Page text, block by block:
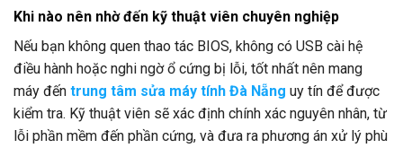
Khi nào nên nhờ đến kỹ thuật viên chuyên nghiệp
Nếu bạn không quen thao tác BIOS, không có USB cài hệ
điều hành hoặc nghi ngờ ổ cứng bị lỗi, tốt nhất nên mang
máy đến trung tâm sửa máy tính Đà Nẵng uy tín để được
kiểm tra. Kỹ thuật viên sẽ xác định chính xác nguyên nhân, từ
lỗi phần mềm đến phần cứng, và đưa ra phương án xử lý phù